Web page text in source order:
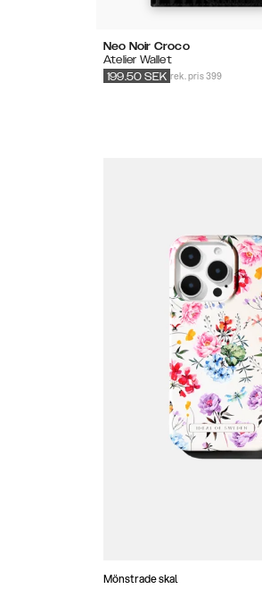
Neo Noir Croco
Atelier Wallet
rek. pris 399
199.50 SEK
Mönstrade skal